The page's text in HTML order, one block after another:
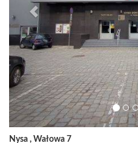
Nysa , Wałowa 7